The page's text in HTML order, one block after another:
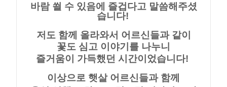
바람 쐴 수 있음에 즐겁다고 말씀해주셨
습니다!
저도 함께 올라와서 어르신들과 같이
꽃도 심고 이야기를 나누니
즐거움이 가득했던 시간이었습니다!
이상으로 햇살 어르신들과 함께